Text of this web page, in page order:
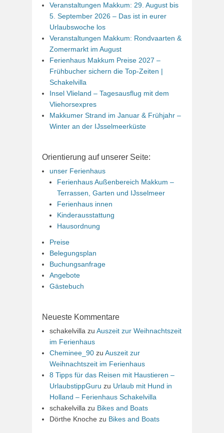
Veranstaltungen Makkum: 29. August bis
5. September 2026 – Das ist in eurer
Urlaubswoche los
Veranstaltungen Makkum: Rondvaarten &
Zomermarkt im August
Ferienhaus Makkum Preise 2027 –
Frühbucher sichern die Top-Zeiten |
Schakelvilla
Insel Vlieland – Tagesausflug mit dem
Vliehorsexpres
Makkumer Strand im Januar & Frühjahr –
Winter an der IJsselmeerküste
Orientierung auf unserer Seite:
unser Ferienhaus
Ferienhaus Außenbereich Makkum –
Terrassen, Garten und IJsselmeer
Ferienhaus innen
Kinderausstattung
Hausordnung
Preise
Belegungsplan
Buchungsanfrage
Angebote
Gästebuch
Neueste Kommentare
schakelvilla zu Auszeit zur Weihnachtszeit
im Ferienhaus
Cheminee_90 zu Auszeit zur
Weihnachtszeit im Ferienhaus
8 Tipps für das Reisen mit Haustieren –
UrlaubstippGuru zu Urlaub mit Hund in
Holland – Ferienhaus Schakelvilla
schakelvilla zu Bikes and Boats
Dörthe Knoche zu Bikes and Boats